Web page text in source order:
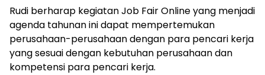
Rudi berharap kegiatan Job Fair Online yang menjadi
agenda tahunan ini dapat mempertemukan
perusahaan-perusahaan dengan para pencari kerja
yang sesuai dengan kebutuhan perusahaan dan
kompetensi para pencari kerja.